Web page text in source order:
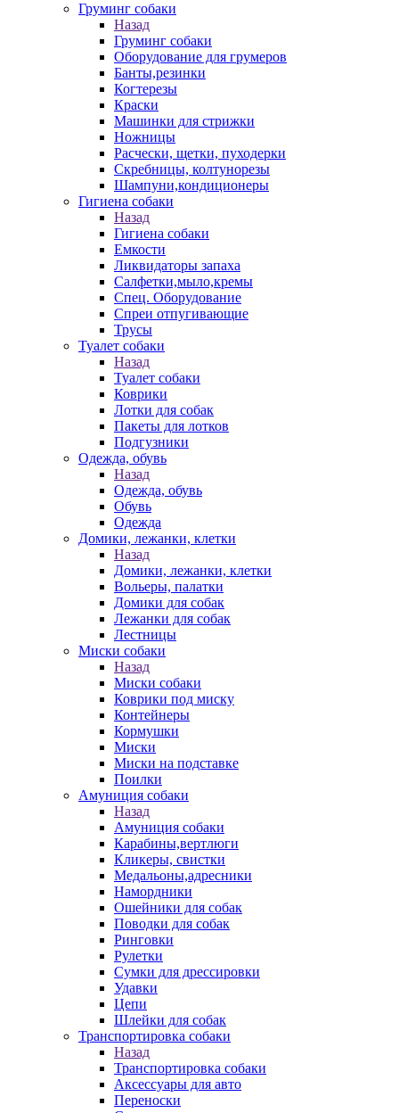
Груминг собаки
Назад
Груминг собаки
Оборудование для грумеров
Банты,резинки
Когтерезы
Краски
Машинки для стрижки
Ножницы
Расчески, щетки, пуходерки
Скребницы, колтунорезы
Шампуни,кондиционеры
Гигиена собаки
Назад
Гигиена собаки
Емкости
Ликвидаторы запаха
Салфетки,мыло,кремы
Спец. Оборудование
Спреи отпугивающие
Трусы
Туалет собаки
Назад
Туалет собаки
Коврики
Лотки для собак
Пакеты для лотков
Подгузники
Одежда, обувь
Назад
Одежда, обувь
Обувь
Одежда
Домики, лежанки, клетки
Назад
Домики, лежанки, клетки
Вольеры, палатки
Домики для собак
Лежанки для собак
Лестницы
Миски собаки
Назад
Миски собаки
Коврики под миску
Контейнеры
Кормушки
Миски
Миски на подставке
Поилки
Амуниция собаки
Назад
Амуниция собаки
Карабины,вертлюги
Кликеры, свистки
Медальоны,адресники
Намордники
Ошейники для собак
Поводки для собак
Ринговки
Рулетки
Сумки для дрессировки
Удавки
Цепи
Шлейки для собак
Транспортировка собаки
Назад
Транспортировка собаки
Аксессуары для авто
Переноски